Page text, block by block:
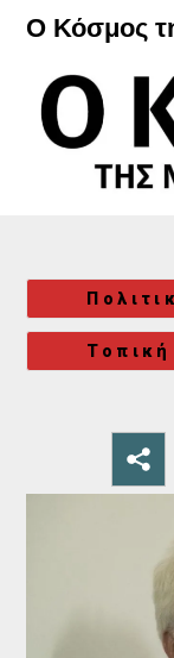
Μετάβαση
περιεχόμενο
Ο Κόσμος